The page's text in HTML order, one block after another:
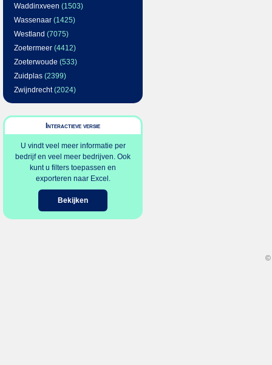
Waddinxveen (1503)
Wassenaar (1425)
Westland (7075)
Zoetermeer (4412)
Zoeterwoude (533)
Zuidplas (2399)
Zwijndrecht(2024)
Interactieve versie
U vindt veel meer informatie per
bedrijf en veel meer bedrijven. Ook
kunt u filters toepassen en
exporteren naar Excel.
Bekijken
©